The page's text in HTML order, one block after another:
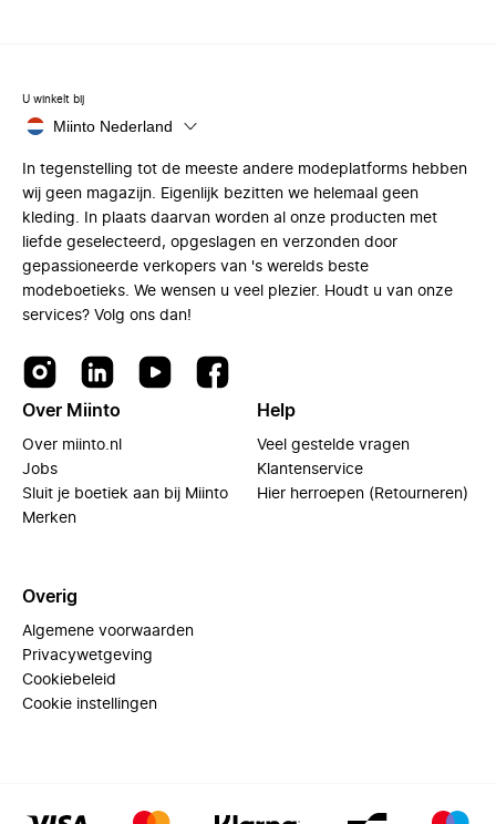
U winkelt bij
Miinto Nederland
In tegenstelling tot de meeste andere modeplatforms hebben
wij geen magazijn. Eigenlijk bezitten we helemaal geen
kleding. In plaats daarvan worden al onze producten met
liefde geselecteerd, opgeslagen en verzonden door
gepassioneerde verkopers van 's werelds beste
modeboetieks. We wensen u veel plezier. Houdt u van onze
services? Volg ons dan!
Over Miinto
Over miinto.nl
Jobs
Sluit je boetiek aan bij Miinto
Merken
Help
Veel gestelde vragen
Klantenservice
Hier herroepen (Retourneren)
Overig
Algemene voorwaarden
Privacywetgeving
Cookiebeleid
Cookie instellingen